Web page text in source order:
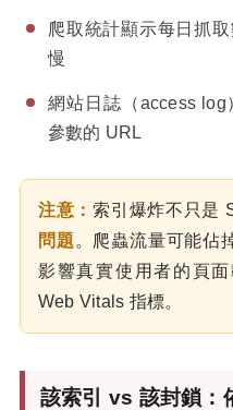
爬取統計顯示每日抓
慢
網站日誌（access
參數的 URL
注意：索引爆炸不只是
問題 。爬蟲流量可能佔
影響真實使用者的頁
Web Vitals 指標。
該索引 vs 該封鎖：